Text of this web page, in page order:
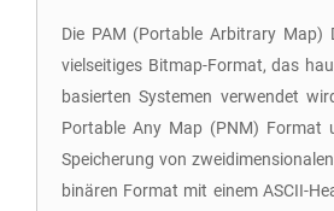
Die PAM (Portable Arbitrary Map)
vielseitiges Bitmap-Format, das
basierten Systemen verwendet
Portable Any Map (PNM) Format
Speicherung von
binären Format mit einem ASCII-